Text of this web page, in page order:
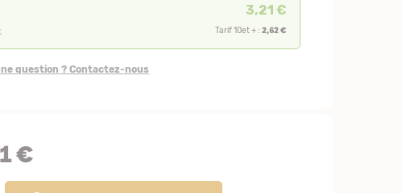
3,21 €
Tarif 10et + : 2,62 €
question ? Contactez-nous
€